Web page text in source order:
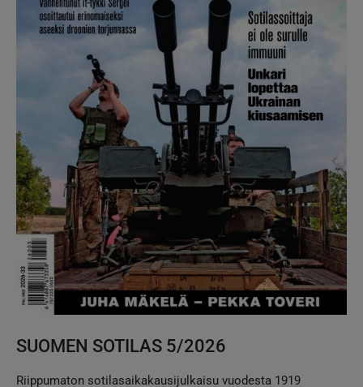
SUOMEN SOTILAS 5/2026
Riippumaton sotilasaikakausijulkaisu vuodesta 1919